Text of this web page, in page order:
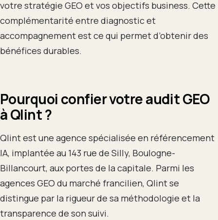
votre stratégie GEO et vos objectifs business. Cette
complémentarité entre diagnostic et
accompagnement est ce qui permet d’obtenir des
bénéfices durables.
Pourquoi confier votre audit GEO
à Qlint ?
Qlint est une agence spécialisée en référencement
IA, implantée au 143 rue de Silly, Boulogne-
Billancourt, aux portes de la capitale. Parmi les
agences GEO du marché francilien, Qlint se
distingue par la rigueur de sa méthodologie et la
transparence de son suivi.